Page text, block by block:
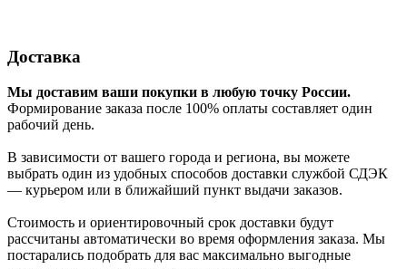
Доставка
Мы доставим ваши покупки в любую точку России.
Формирование заказа после 100% оплаты составляет один
рабочий день.
В зависимости от вашего города и региона, вы можете
выбрать один из удобных способов доставки службой СДЭК
— курьером или в ближайший пункт выдачи заказов.
Стоимость и ориентировочный срок доставки будут
рассчитаны автоматически во время оформления заказа. Мы
постарались подобрать для вас максимально выгодные